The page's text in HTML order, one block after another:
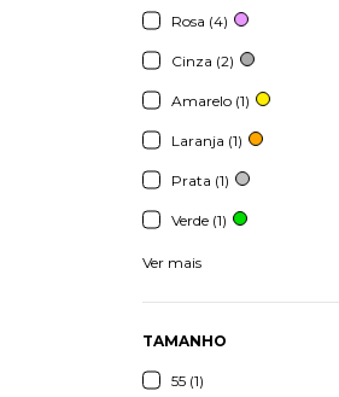
Rosa (4)
Cinza (2)
Amarelo (1)
Laranja (1)
Prata (1)
Verde (1)
Ver mais
TAMANHO
55 (1)